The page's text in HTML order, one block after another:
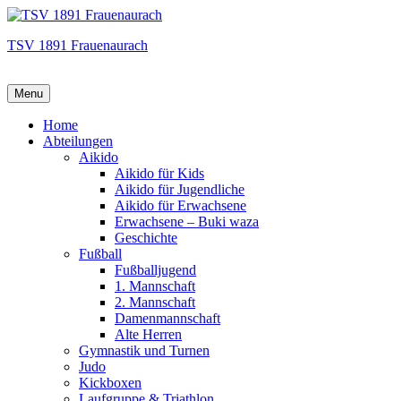
TSV 1891 Frauenaurach
Menu
Hauptmenü
Home
Abteilungen
Aikido
Aikido für Kids
Aikido für Jugendliche
Aikido für Erwachsene
Erwachsene – Buki waza
Geschichte
Fußball
Fußballjugend
1. Mannschaft
2. Mannschaft
Damenmannschaft
Alte Herren
Gymnastik und Turnen
Judo
Kickboxen